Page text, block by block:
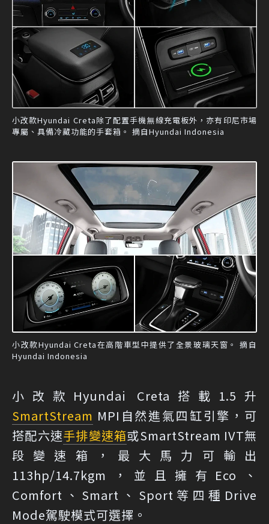
小改款Hyundai Creta除了配置手機無線充電板外，亦有印尼市場
專屬、具備冷藏功能的手套箱。 摘自Hyundai Indonesia
小改款Hyundai Creta在高階車型中提供了全景玻璃天窗。 摘自
Hyundai Indonesia
小改款Hyundai Creta搭載1.5升
SmartStream MPI自然進氣四缸引擎，可
搭配六速手排變速箱或SmartStream IVT無
段變速箱，最大馬力可輸出
113hp/14.7kgm，並且擁有Eco、
Comfort、Smart、Sport等四種Drive
Mode駕駛模式可選擇。